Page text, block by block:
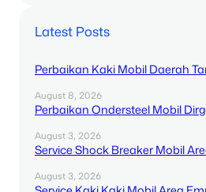
Latest Posts
Perbaikan Kaki Mobil Daerah
August 8, 2026
Perbaikan Ondersteel Mobil
August 3, 2026
Service Shock Breaker Mobil
August 3, 2026